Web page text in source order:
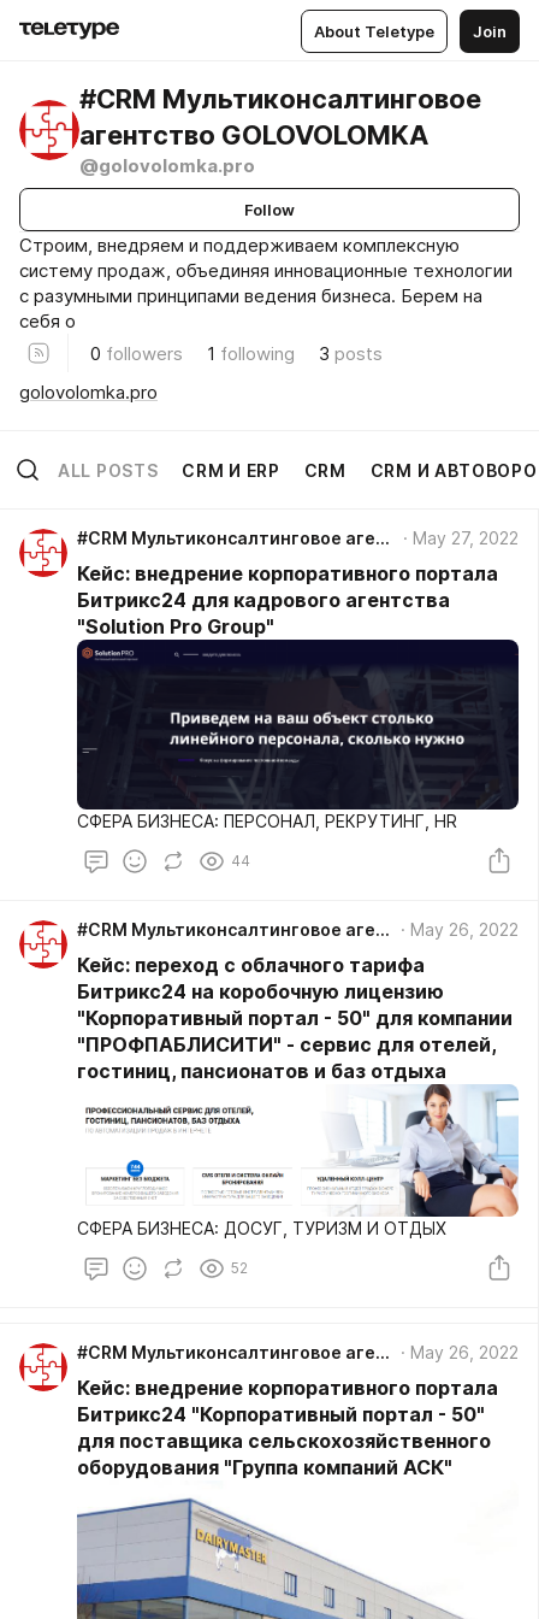
About Teletype Join
#CRM Мультиконсалтинговое
агентство GOLOVOLOMKA
@golovolomka.pro
Follow
Строим, внедряем и поддерживаем комплексную
систему продаж, объединяя инновационные технологии
с разумными принципами ведения бизнеса. Берем на
себя о
0 followers 1 following 3 posts
golovolomka.pro
ALL POSTS CRM И ERP CRM CRM И
#CRM Мультиконсалтинговое агентство GOLOVOLOMKA May 27, 2022
Кейс: внедрение корпоративного портала
Битрикс24 для кадрового агентства
"Solution Pro Group"
СФЕРА БИЗНЕСА: ПЕРСОНАЛ, РЕКРУТИНГ, HR
44
#CRM Мультиконсалтинговое агентство GOLOVOLOMKA May 26, 2022
Кейс: переход с облачного тарифа
Битрикс24 на коробочную лицензию
"Корпоративный портал - 50" для компании
"ПРОФПАБЛИСИТИ" - сервис для отелей,
гостиниц, пансионатов и баз отдыха
СФЕРА БИЗНЕСА: ДОСУГ, ТУРИЗМ И ОТДЫХ
52
#CRM Мультиконсалтинговое агентство GOLOVOLOMKA May 26, 2022
Кейс: внедрение корпоративного портала
Битрикс24 "Корпоративный портал - 50"
для поставщика сельскохозяйственного
оборудования "Группа компаний АСК"